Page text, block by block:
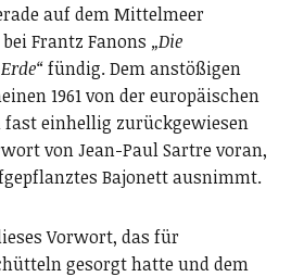
auf dem Mittelmeer
Frantz Fanons „Die
fündig. Dem anstößigen
1961 von der europäischen
fast einhellig zurückgewiesen
von Jean-Paul Sartre voran,
Bajonett ausnimmt.
Vorwort, das für
gesorgt hatte und dem